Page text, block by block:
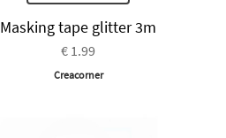
Masking tape glitter 3m
€ 1.99
Creacorner